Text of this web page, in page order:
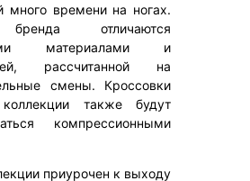
много времени на ногах.
отличаются
материалами и
рассчитанной на
смены. Кроссовки
также будут
компрессионными
приурочен к выходу